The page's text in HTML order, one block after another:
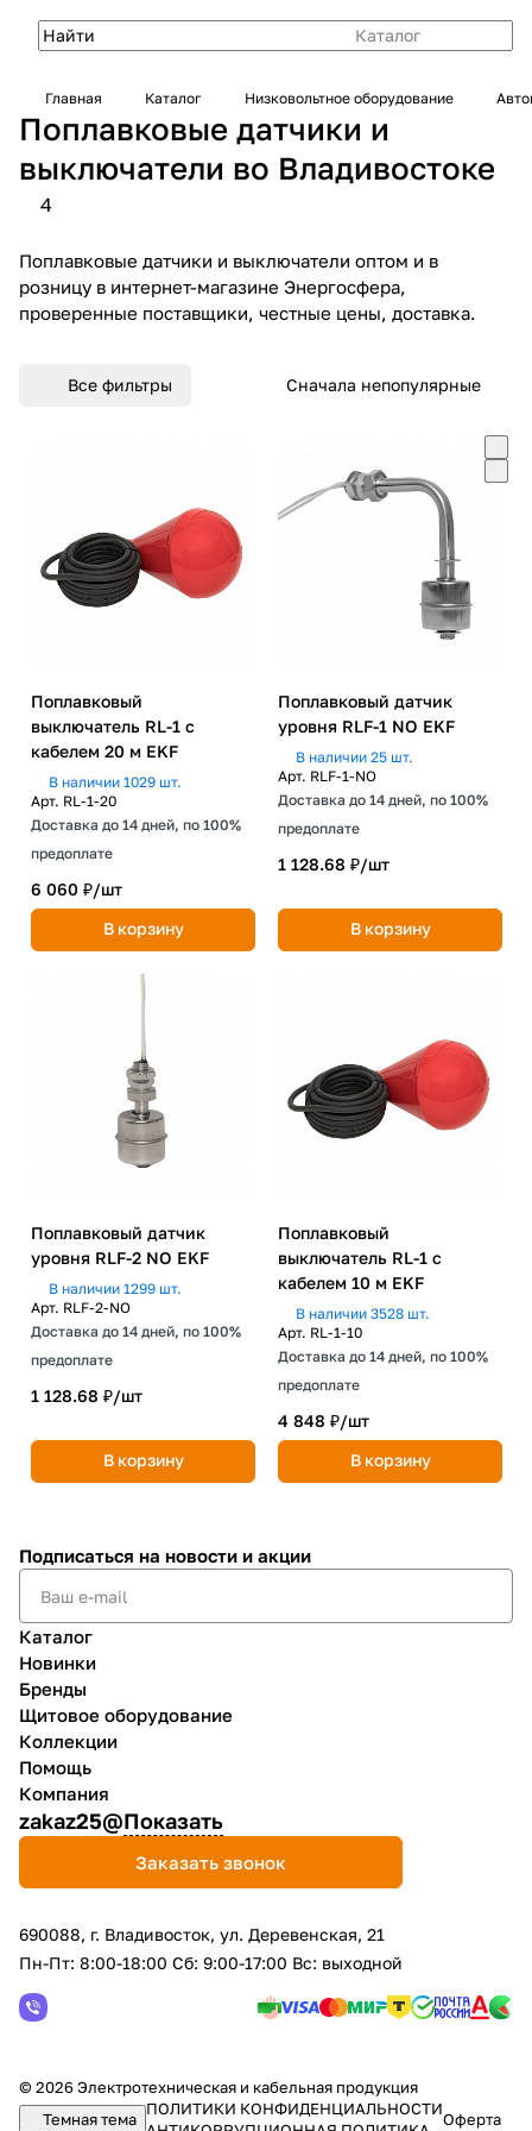
Каталог
Главная Каталог Низковольтное оборудование
Поплавковые датчики и
выключатели во Владивостоке
4
Поплавковые датчики и выключатели оптом и в
розницу в интернет-магазине Энергосфера,
проверенные поставщики, честные цены, доставка.
Все фильтры Сначала непопулярные
Поплавковый
выключатель RL-1 с
кабелем 20 м EKF
В наличии 1029 шт.
Арт. RL-1-20
Доставка до 14 дней, по 100%
предоплате
6 060 ₽/шт
В корзину
Поплавковый датчик
уровня RLF-1 NO EKF
В наличии 25 шт.
Арт. RLF-1-NO
Доставка до 14 дней, по 100%
предоплате
1 128.68 ₽/шт
В корзину
Поплавковый датчик
уровня RLF-2 NO EKF
В наличии 1299 шт.
Арт. RLF-2-NO
Доставка до 14 дней, по 100%
предоплате
1 128.68 ₽/шт
В корзину
Поплавковый
выключатель RL-1 с
кабелем 10 м EKF
В наличии 3528 шт.
Арт. RL-1-10
Доставка до 14 дней, по 100%
предоплате
4 848 ₽/шт
В корзину
Подписаться на новости и акции
Каталог
Новинки
Бренды
Щитовое оборудование
Коллекции
Помощь
Компания
zakaz25@Показать
Заказать звонок
690088, г. Владивосток, yл. Деревенская, 21
Пн-Пт: 8:00-18:00 Сб: 9:00-17:00 Вс: выходной
© 2026 Электротехническая и кабельная продукция
Темная тема
ПОЛИТИКИ КОНФИДЕНЦИАЛЬНОСТИ
Оферта